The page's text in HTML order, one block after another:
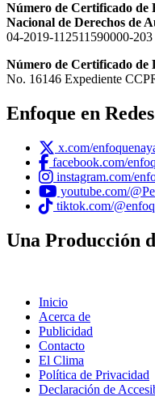
Número de Certificado de
Nacional de Derechos de
04-2019-112511590000-203
Número de Certificado
No. 16146 Expediente
Enfoque en Redes
x.com/
facebook.com/
instagram.com/
youtube.com/
tiktok.com/
Una Producción
Inicio
Acerca de
Publicidad
Contacto
El Clima
Política de Privacidad
Declaración de